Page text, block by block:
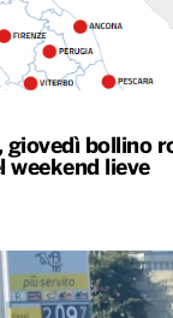
giovedì bollino
weekend lieve